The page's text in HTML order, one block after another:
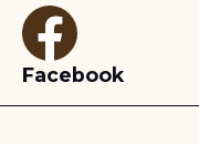
Facebook